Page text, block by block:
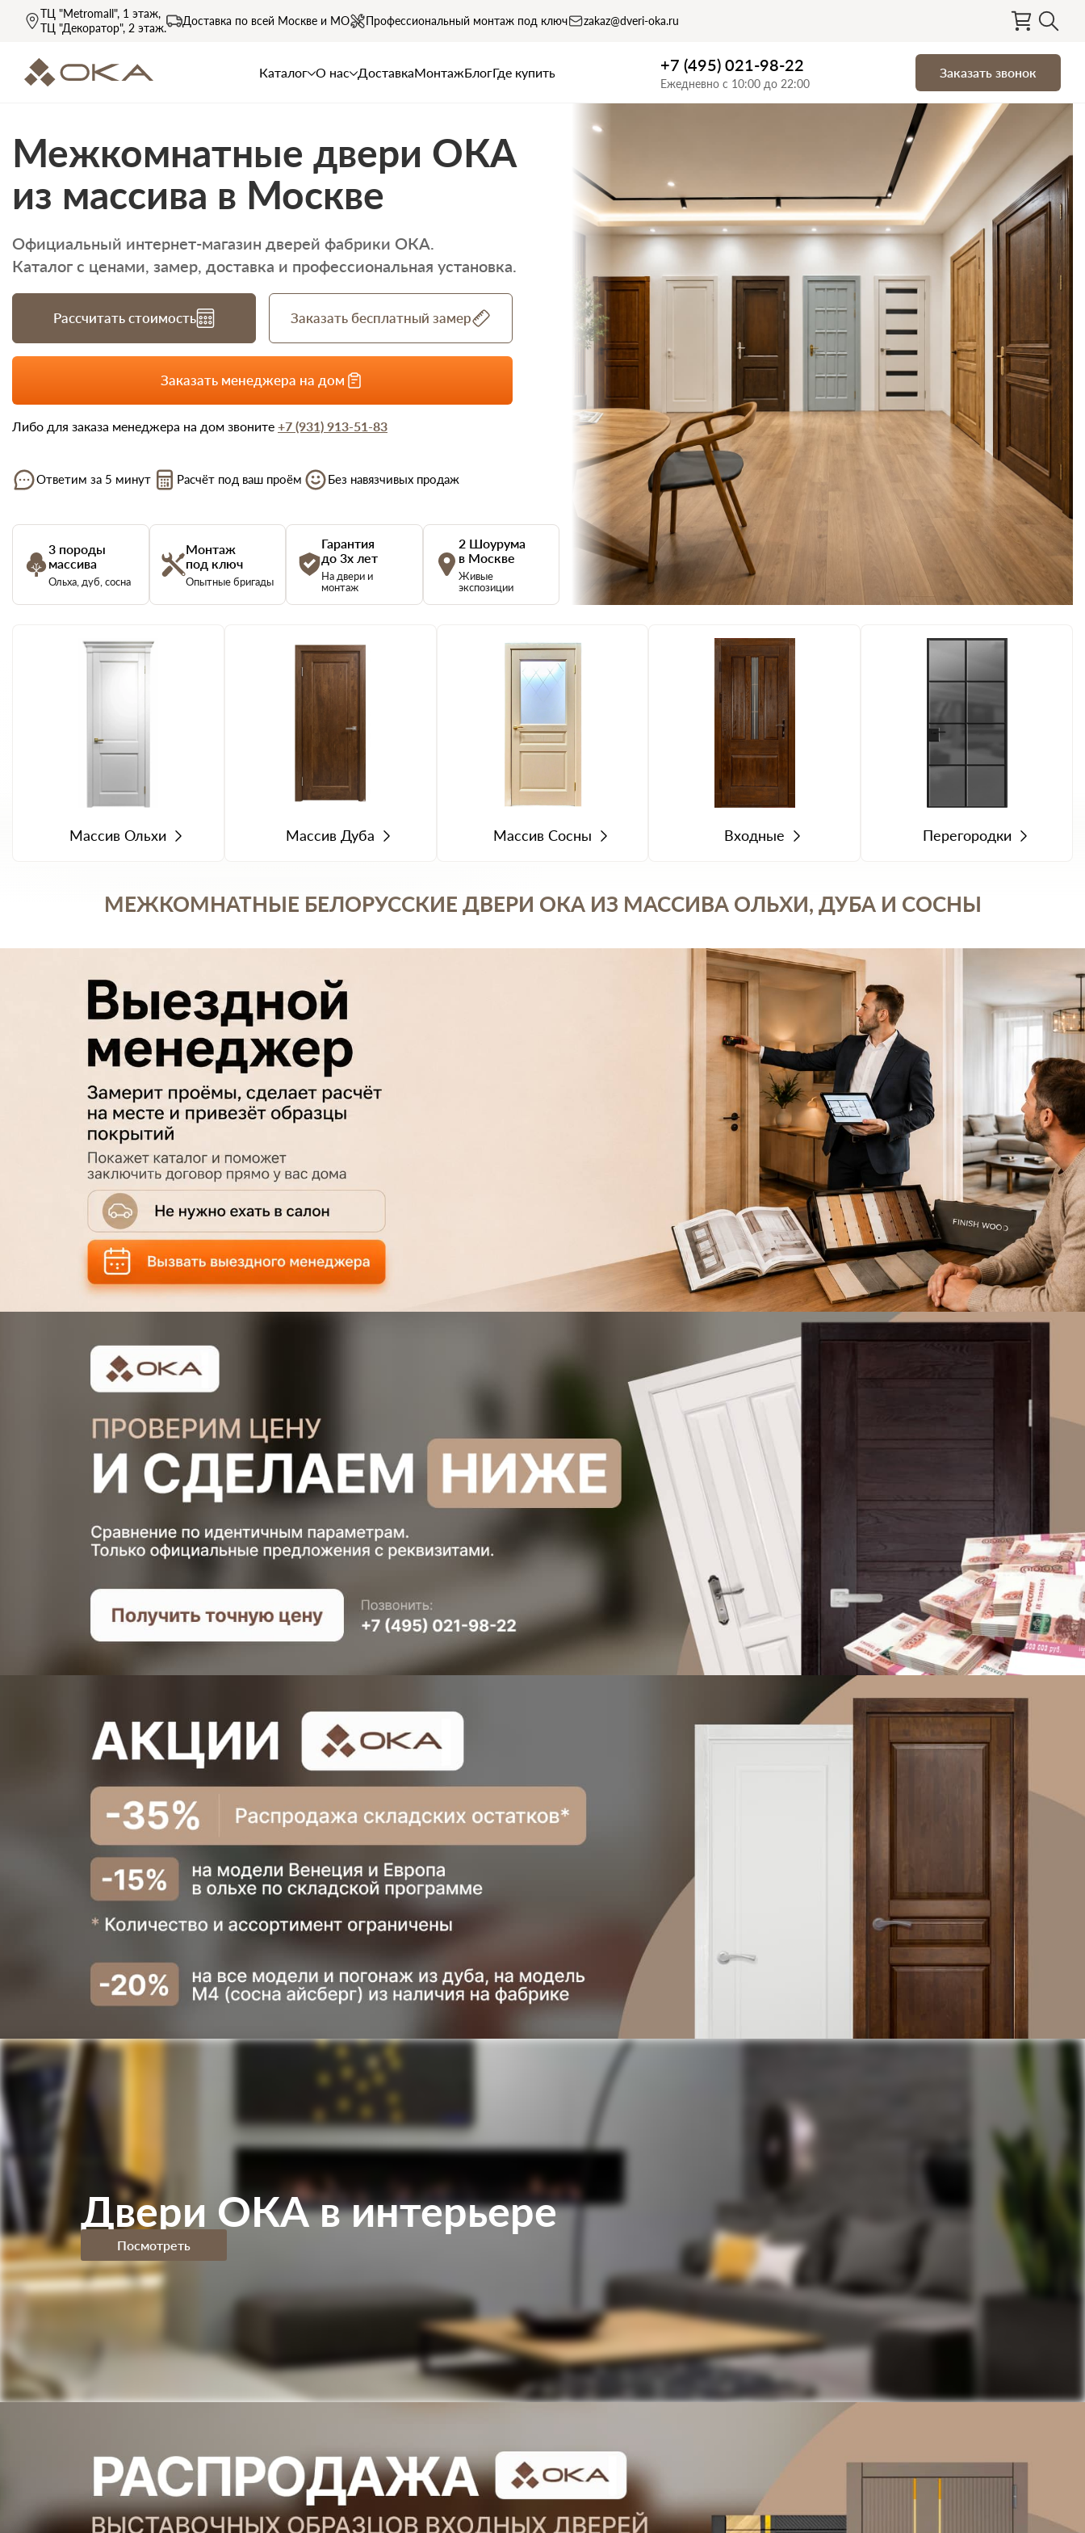
ТЦ "Metromall", 1 этаж,
ТЦ "Декоратор", 2 этаж.
Доставка по всей Москве и МО Профессиональный монтаж под ключ zakaz@dveri-oka.ru
Каталог О нас ДоставкаМонтажБлогГде купить +7 (495) 021-98-22
Ежедневно с 10:00 до 22:00
Заказать звонок
Межкомнатные двери ОКА
из массива в Москве
Официальный интернет-магазин дверей фабрики ОКА.
Каталог с ценами, замер, доставка и профессиональная установка.
Рассчитать стоимость Заказать бесплатный замер
Заказать менеджера на дом
Либо для заказа менеджера на дом звоните +7 (931) 913-51-83
Ответим за 5 минут Расчёт под ваш проём Без навязчивых продаж
3 породы
массива
Ольха, дуб, сосна
Монтаж
под ключ
Опытные бригады
Гарантия
до 3х лет
На двери и
монтаж
2 Шоурума
в Москве
Живые
экспозиции
Массив Ольхи Массив Дуба Массив Сосны Входные Перегородки
МЕЖКОМНАТНЫЕ БЕЛОРУССКИЕ ДВЕРИ ОКА ИЗ МАССИВА ОЛЬХИ, ДУБА И СОСНЫ
Двери ОКА в интерьере
Посмотреть
+7 (931) 913-51-83
Ваш телефон
Количество проемов
Сообщение
политики конфиденциальности